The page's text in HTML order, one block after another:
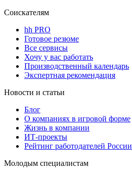
Соискателям
hh PRO
Готовое резюме
Все сервисы
Хочу у вас работать
Производственный календарь
Экспертная рекомендация
Новости и статьи
Блог
О компаниях в игровой форме
Жизнь в компании
ИТ-проекты
Рейтинг работодателей России
Молодым специалистам